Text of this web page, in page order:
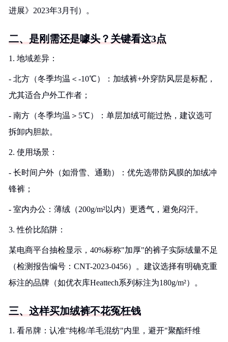
进展》2023年3月刊）。
二、是刚需还是噱头？关键看这3点
1. 地域差异：
- 北方（冬季均温＜-10℃）：加绒裤+外穿防风层是标配，
尤其适合户外工作者；
- 南方（冬季均温＞5℃）：单层加绒可能过热，建议选可
拆卸内胆款。
2. 使用场景：
- 长时间户外（如滑雪、通勤）：优先选带防风膜的加绒冲
锋裤；
- 室内办公：薄绒（200g/m²以内）更透气，避免闷汗。
3. 性价比陷阱：
某电商平台抽检显示，40%标称"加厚"的裤子实际绒量不足
（检测报告编号：CNT-2023-0456）。建议选择有明确克重
标注的品牌（如优衣库Heattech系列标注为180g/m²）。
三、这样买加绒裤不花冤枉钱
1. 看吊牌：认准"纯棉/羊毛混纺"内里，避开"聚酯纤维